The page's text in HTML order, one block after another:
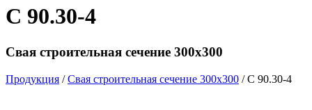
С 90.30-4
Свая строительная сечение 300х300
Продукция /Свая строительная сечение 300х300 / С 90.30-4